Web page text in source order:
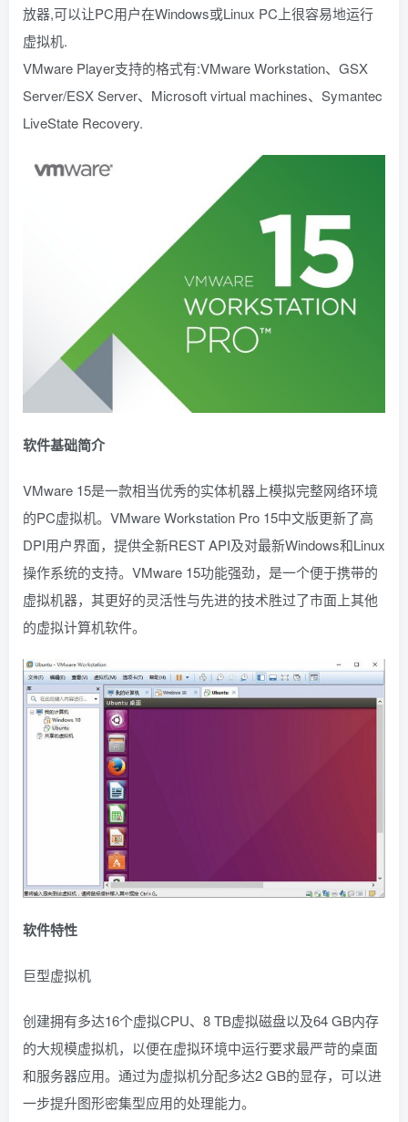
放器,可以让PC用户在Windows或Linux PC上很容易地运行
虚拟机.
VMware Player支持的格式有:VMware Workstation、GSX
Server/ESX Server、Microsoft virtual machines、Symantec
LiveState Recovery.
软件基础简介
VMware 15是一款相当优秀的实体机器上模拟完整网络环境
的PC虚拟机。VMware Workstation Pro 15中文版更新了高
DPI用户界面，提供全新REST API及对最新Windows和Linux
操作系统的支持。VMware 15功能强劲，是一个便于携带的
虚拟机器，其更好的灵活性与先进的技术胜过了市面上其他
的虚拟计算机软件。
软件特性
巨型虚拟机
创建拥有多达16个虚拟CPU、8 TB虚拟磁盘以及64 GB内存
的大规模虚拟机，以便在虚拟环境中运行要求最严苛的桌面
和服务器应用。通过为虚拟机分配多达2 GB的显存，可以进
一步提升图形密集型应用的处理能力。